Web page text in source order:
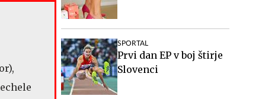
SPORTAL
Prvi dan EP v boj štirje
Slovenci